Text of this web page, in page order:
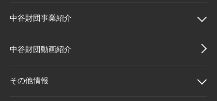
中谷財団について
理事長挨拶
設立趣意書
中谷財団事業紹介
中谷財団事業紹介
中谷賞
中谷財団動画紹介
その他情報